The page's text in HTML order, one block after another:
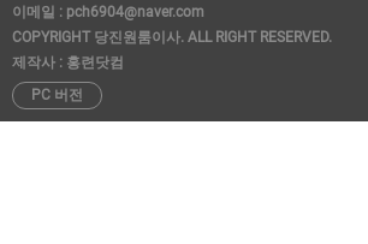
이메일 : pch6904@naver.com
COPYRIGHT 당진원룸이사. ALL RIGHT RESERVED.
제작사 : 홍련닷컴
PC 버전